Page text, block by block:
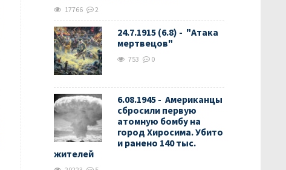
17766 2
24.7.1915 (6.8) - "Атака
мертвецов"
753 0
6.08.1945 - Американцы
сбросили первую
атомную бомбу на
город Хиросима. Убито
и ранено 140 тыс.
жителей